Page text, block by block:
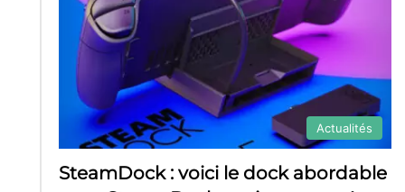
Actualités
SteamDock : voici le dock abordable